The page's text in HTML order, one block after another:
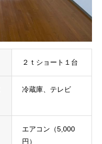
２ｔショート１台
冷蔵庫、テレビ
エアコン（5,000
円）